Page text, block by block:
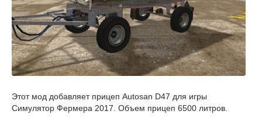
Этот мод добавляет прицеп Autosan D47 для игры
Симулятор Фермера 2017. Объем прицеп 6500 литров.